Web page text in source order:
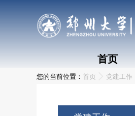
首页
您的当前位置： 首页 党建工作